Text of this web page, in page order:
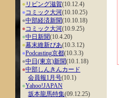
● リビング滋賀(10.12.4)
●コミック大河(10.10.25)
●中部経済新聞(10.10.18)
●コミック大河(10.9.25)
●中日新聞(10.4.20)
●幕末維新ぴあ(10.3.12)
●Podcasting京都(10.3.3)
●中日(東京)新聞(10.1.18)
●中部しんきんカード
会員報1月号(10.1)
●Yahoo!JAPAN
坂本龍馬特集(09.12.25)